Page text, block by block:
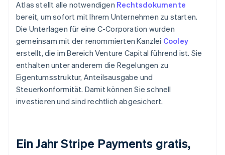
Atlas stellt alle notwendigen Rechtsdokumente
bereit, um sofort mit Ihrem Unternehmen zu starten.
Die Unterlagen für eine C-Corporation wurden
gemeinsam mit der renommierten Kanzlei Cooley
erstellt, die im Bereich Venture Capital führend ist. Sie
enthalten unter anderem die Regelungen zu
Eigentumsstruktur, Anteilsausgabe und
Steuerkonformität. Damit können Sie schnell
investieren und sind rechtlich abgesichert.
Ein Jahr Stripe Payments gratis,